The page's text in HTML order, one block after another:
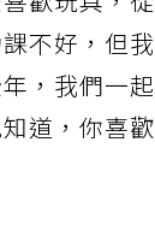
歡玩具，從
不好，但我
，我們一起
道，你喜歡